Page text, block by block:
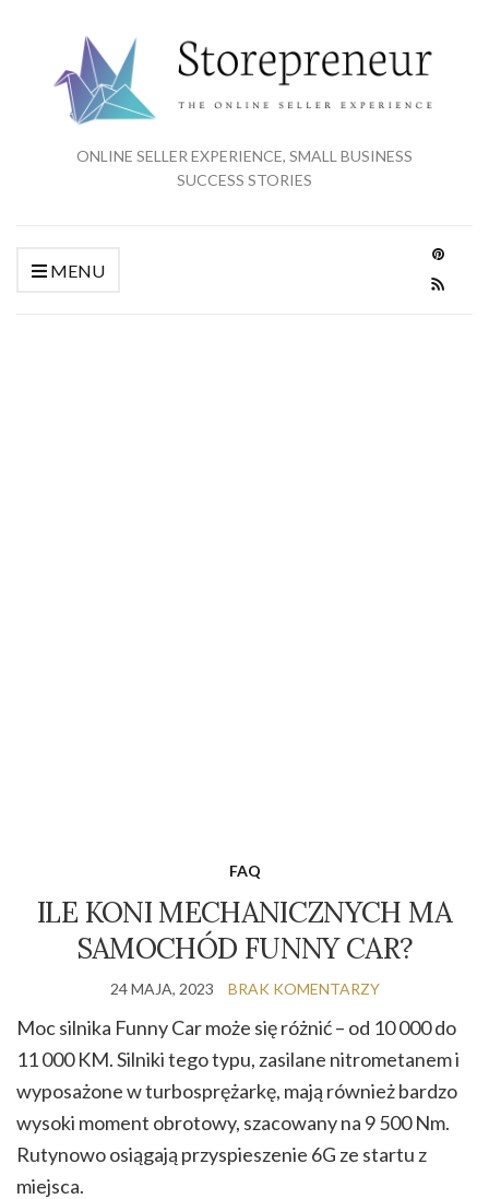
ONLINE SELLER EXPERIENCE, SMALL BUSINESS
SUCCESS STORIES
MENU
FAQ
ILE KONI MECHANICZNYCH MA
SAMOCHÓD FUNNY CAR?
24 MAJA, 2023 BRAK KOMENTARZY
Moc silnika Funny Car może się różnić – od 10 000 do
11 000 KM. Silniki tego typu, zasilane nitrometanem i
wyposażone w turbosprężarkę, mają również bardzo
wysoki moment obrotowy, szacowany na 9 500 Nm.
Rutynowo osiągają przyspieszenie 6G ze startu z
miejsca.